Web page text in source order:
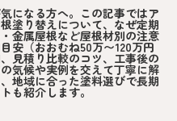
になる方へ。この記事ではア
塗り替えについて、なぜ定期
金属屋根など屋根材別の注意
安（おおむね50万〜120万円
見積り比較のコツ、工事後の
気候や実例を交えて丁寧に解
地域に合った塗料選びで長期
も紹介します。